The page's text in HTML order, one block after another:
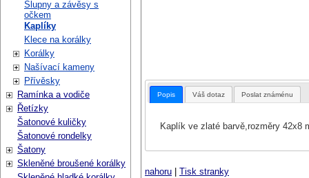
Popis Váš dotaz Poslat známénu
Kaplík ve zlaté barvě,rozměry 42x8
nahoru Tisk stranky
Šlupny a závěsy s
očkem
Kaplíky
Klece na korálky
Korálky
Našívací kameny
Přívěsky
Ramínka a vodiče
Řetízky
Šatonové kuličky
Šatonové rondelky
Šatony
Skleněné broušené korálky